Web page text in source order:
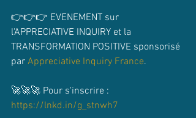
👉👉👉 EVENEMENT sur
l'APPRECIATIVE INQUIRY et la
TRANSFORMATION POSITIVE sponsorisé
par Appreciative Inquiry France.
🚀🚀🚀 Pour s'inscrire :
https://lnkd.in/g_stnwh7